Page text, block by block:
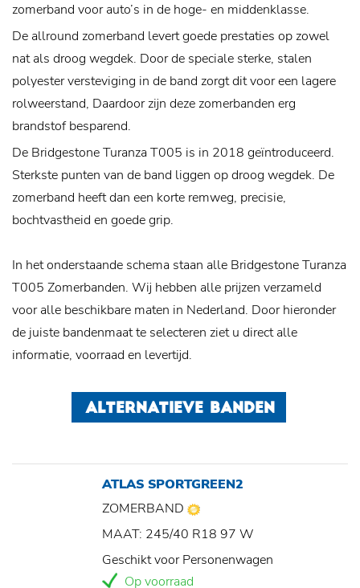
zomerband voor auto’s in de hoge- en middenklasse.
De allround zomerband levert goede prestaties op zowel
nat als droog wegdek. Door de speciale sterke, stalen
polyester versteviging in de band zorgt dit voor een lagere
rolweerstand, Daardoor zijn deze zomerbanden erg
brandstof besparend.
De Bridgestone Turanza T005 is in 2018 geïntroduceerd.
Sterkste punten van de band liggen op droog wegdek. De
zomerband heeft dan een korte remweg, precisie,
bochtvastheid en goede grip.
In het onderstaande schema staan alle Bridgestone Turanza
T005 Zomerbanden. Wij hebben alle prijzen verzameld
voor alle beschikbare maten in Nederland. Door hieronder
de juiste bandenmaat te selecteren ziet u direct alle
informatie, voorraad en levertijd.
ALTERNATIEVE BANDEN
ATLAS SPORTGREEN2
ZOMERBAND
MAAT: 245/40 R18 97 W
Geschikt voor Personenwagen
Op voorraad